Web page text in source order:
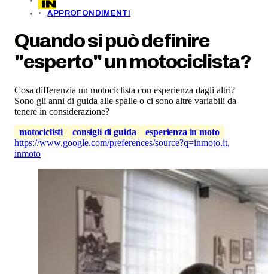
APPROFONDIMENTI
Quando si può definire
"esperto" un motociclista?
Cosa differenzia un motociclista con esperienza dagli altri?
Sono gli anni di guida alle spalle o ci sono altre variabili da
tenere in considerazione?
motociclisti
consigli di guida
esperienza in moto
https://www.google.com/preferences/source?q=inmoto.it,
inmoto